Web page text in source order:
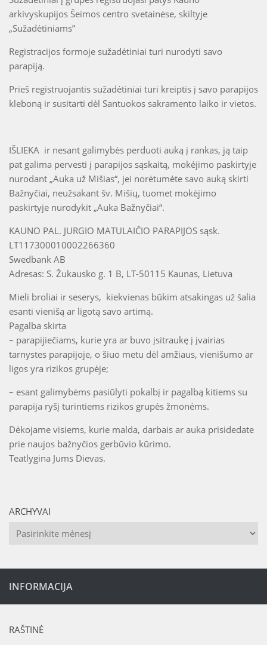
arkivyskupijos Šeimos centro svetainėse, skiltyje
„Sužadėtiniams”
Registracijos formoje sužadėtiniai turi nurodyti savo
parapiją.
Prieš registruojantis sužadėtiniai turi kreiptis į savo parapijos
kleboną ir susitarti dėl Santuokos sakramento laiko ir vietos.
IŠLIEKA ir nesant galimybės perduoti auką į rankas, ją taip
pat galima pervesti į parapijos sąskaitą, mokėjimo paskirtyje
nurodant „Auka už Mišias“, jei norėtumėte savo auką skirti
Bažnyčiai, neužsakant šv. Mišių, tuomet mokėjimo
paskirtyje nurodykit „Auka Bažnyčiai“.
KAUNO PAL. JURGIO MATULAIČIO PARAPIJOS sąsk.
LT117300010002266360
Swedbank AB
Adresas: S. Žukausko g. 1 B, LT-50115 Kaunas, Lietuva
Mieli broliai ir seserys, kiekvienas būkim atsakingas už šalia
esanti vienišą ar ligotą savo artimą.
Pagalba skirta
– parapijiečiams, kurie yra ar buvo įsitraukę į įvairias
tarnystes parapijoje, o šiuo metu dėl amžiaus, vienišumo ar
ligos yra rizikos grupėje;
– esant galimybėms pasiūlyti pokalbį ir pagalbą kitiems su
parapija ryšį turintiems rizikos grupės žmonėms.
Dėkojame visiems, kurie malda, darbais ar auka prisidedate
prie naujos bažnyčios gerbūvio kūrimo.
Teatlygina Jums Dievas.
ARCHYVAI
Archyvai
INFORMACIJA
RAŠTINĖ